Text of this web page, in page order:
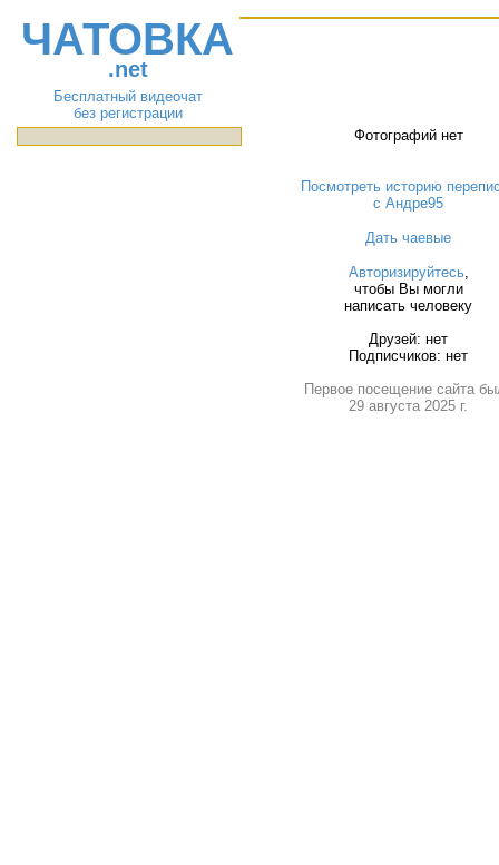
ЧАТОВКА
.net
Бесплатный видеочат
без регистрации
Фотографий нет
Посмотреть историю
с Андре95
Дать чаевые
Авторизируйтесь,
чтобы Вы могли
написать человеку
Друзей: нет
Подписчиков: нет
Первое посещение сайта
29 августа 2025 г.